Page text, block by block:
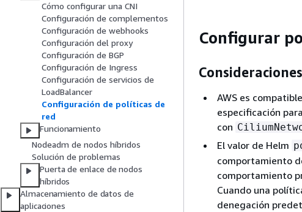
Cómo configurar una CNI
Configuración de complementos
Configuración de webhooks
Configuración del proxy
Configuración de BGP
Configuración de Ingress
Configuración de servicios de
LoadBalancer
Configuración de políticas de
red
Funcionamiento
Nodeadm de nodos híbridos
Solución de problemas
Puerta de enlace de nodos
híbridos
Almacenamiento de datos de
aplicaciones
Configurar
Consideraciones
AWS es
especificación
con
El valor de Helm
comportamiento
comportamiento
Cuando una
denegación